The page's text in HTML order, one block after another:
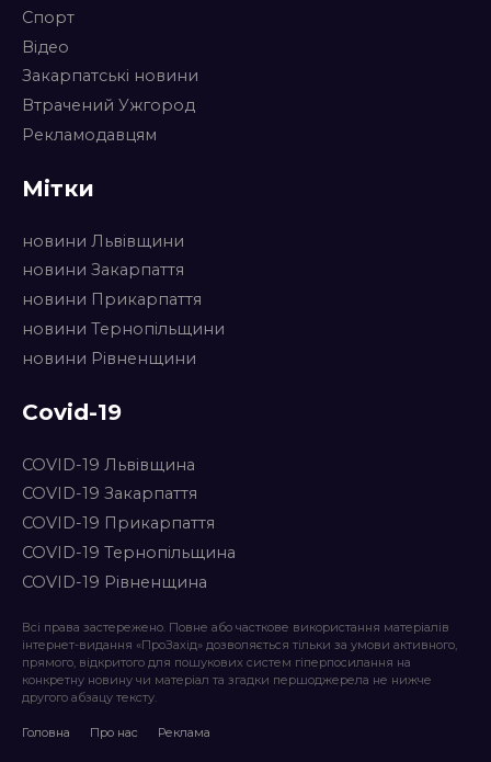
Спорт
Відео
Закарпатські новини
Втрачений Ужгород
Рекламодавцям
Мітки
новини Львівщини
новини Закарпаття
новини Прикарпаття
новини Тернопільщини
новини Рівненщини
Covid-19
COVID-19 Львівщина
COVID-19 Закарпаття
COVID-19 Прикарпаття
COVID-19 Тернопільщина
COVID-19 Рівненщина
Всі права застережено. Повне або часткове використання матеріалів
інтернет-видання «ПроЗахід» дозволяється тільки за умови активного,
прямого, відкритого для пошукових систем гіперпосилання на
конкретну новину чи матеріал та згадки першоджерела не нижче
другого абзацу тексту.
Головна Про нас Реклама